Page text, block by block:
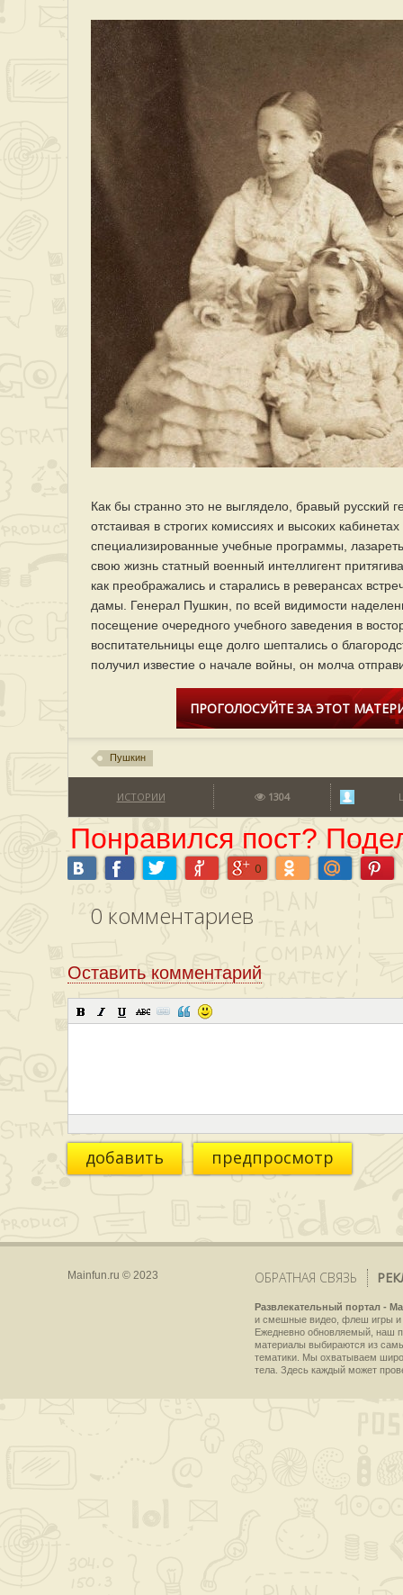
Как бы странно это не выглядело, бравый русский
отстаивая в строгих комиссиях и высоких
специализированные учебные программы,
свою жизнь статный военный интеллигент
как преображались и старались в реверансах
дамы. Генерал Пушкин, по всей видимости
посещение очередного учебного заведения в
воспитательницы еще долго шептались о
получил известие о начале войны, он молча
ПРОГОЛОСУЙТЕ ЗА ЭТОТ
Пушкин
ИСТОРИИ 1304
Понравился пост?
0
0 комментариев
Оставить комментарий
добавить предпросмотр
Mainfun.ru © 2023 ОБРАТНАЯ СВЯЗЬ
Развлекательный портал -
и смешные видео, флеш игры и
Ежедневно обновляемый, наш
материалы выбираются из
тематики. Мы охватываем
тела. Здесь каждый может